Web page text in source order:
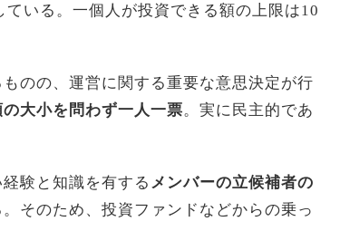
いる。一個人が投資できる額の上限は10
のの、運営に関する重要な意思決定が行
大小を問わず一人一票。実に民主的であ
験と知識を有する メンバーの立候補者の
。そのため、投資ファンドなどからの乗っ